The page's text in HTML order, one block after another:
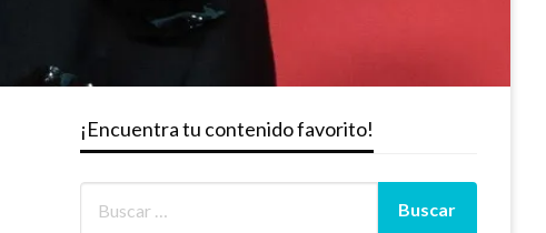
¡Encuentra tu contenido favorito!